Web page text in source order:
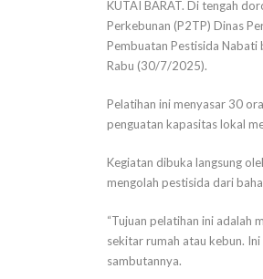
KUTAI BARAT. Di tengah
Perkebunan (P2TP) Dinas
Pembuatan Pestisida Nabati
Rabu (30/7/2025).
Pelatihan ini menyasar 30
penguatan kapasitas lokal
Kegiatan dibuka langsung
mengolah pestisida dari
“Tujuan pelatihan ini adalah
sekitar rumah atau kebun.
sambutannya.